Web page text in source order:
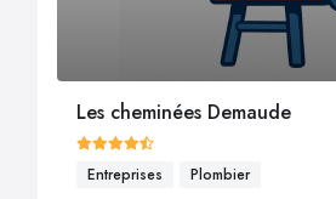
Les cheminées Demaude
Entreprises Plombier